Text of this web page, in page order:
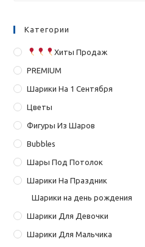
Категории
Хиты Продаж
PREMIUM
Шарики На 1 Сентября
Цветы
Фигуры Из Шаров
Bubbles
Шары Под Потолок
Шарики На Праздник
Шарики на день рождения
Шарики Для Девочки
Шарики Для Мальчика